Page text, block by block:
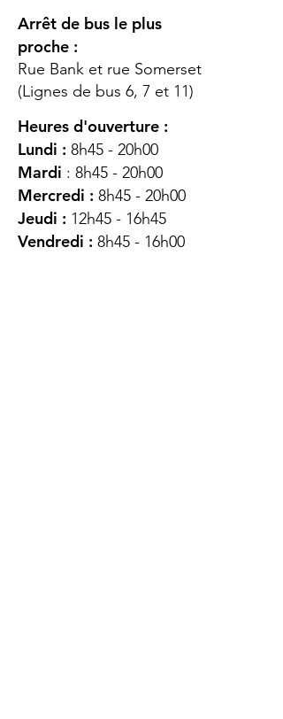
Arrêt de bus le plus
proche :
Rue Bank et rue Somerset
(Lignes de bus 6, 7 et 11)
Heures d'ouverture :
Lundi : 8h45 - 20h00
Mardi : 8h45 - 20h00
Mercredi : 8h45 - 20h00
Jeudi : 12h45 - 16h45
Vendredi : 8h45 - 16h00